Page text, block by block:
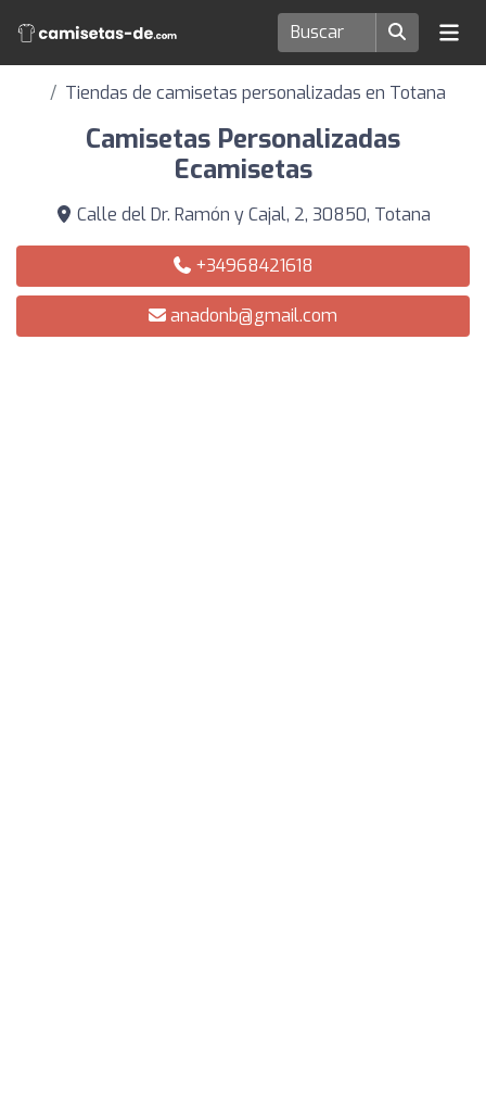
Tiendas de camisetas personalizadas en Totana
Camisetas Personalizadas
Ecamisetas
Calle del Dr. Ramón y Cajal, 2, 30850, Totana
+34968421618
anadonb@gmail.com